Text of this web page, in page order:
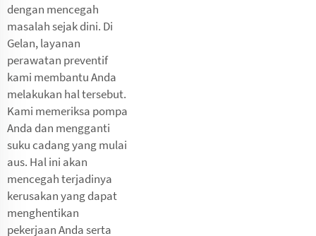
dengan mencegah
masalah sejak dini. Di
Gelan, layanan
perawatan preventif
kami membantu Anda
melakukan hal tersebut.
Kami memeriksa pompa
Anda dan mengganti
suku cadang yang mulai
aus. Hal ini akan
mencegah terjadinya
kerusakan yang dapat
menghentikan
pekerjaan Anda serta